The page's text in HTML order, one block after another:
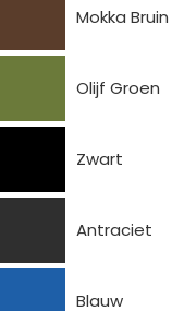
Mokka Bruin
Olijf Groen
Zwart
Antraciet
Blauw